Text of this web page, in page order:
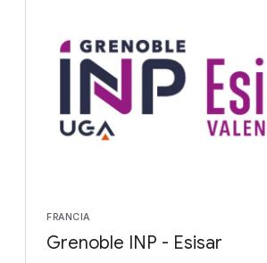
FRANCIA
Grenoble INP - Esisar